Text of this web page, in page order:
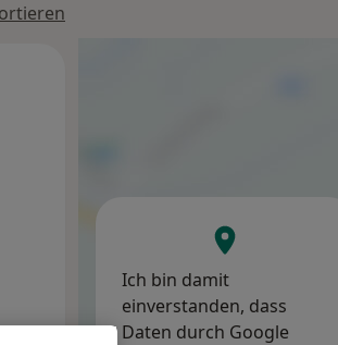
Ich bin damit
einverstanden, dass
Daten durch Google